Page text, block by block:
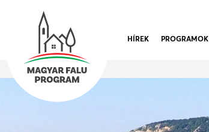
HÍREK PROGRAMOK